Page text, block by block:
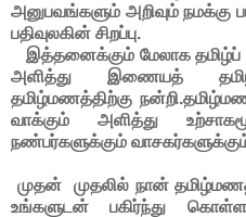
அனுபவங்களும் அறிவும் நமக்கு
பதிவுலகின் சிறப்பு.
இத்தனைக்கும் மேலாக தமிழ்ப்
அளித்து இணையத் தமிழ்
தமிழ்மணத்திற்கு
வாக்கும் அளித்து
நண்பர்களுக்கும்
முதன் முதலில் நான்
உங்களுடன் பகிர்ந்து கொள்ள